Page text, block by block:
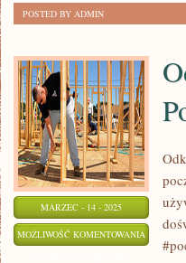
ZOSTAŁA WYŁĄCZONA
POSTED BY ADMIN
MARZEC - 14 - 2025
MOŻLIWOŚĆ KOMENTOWANIA
TAJNIKI